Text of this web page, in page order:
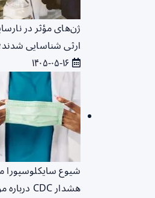
ژن‌های مؤثر در
ارثی شناسایی
شیوع سایکلوسپورا